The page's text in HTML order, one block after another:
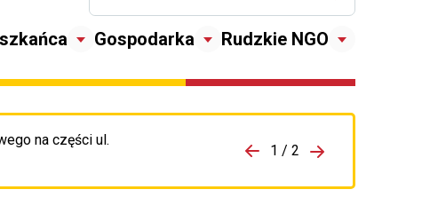
Gospodarka Rudzkie NGO
na części ul.
Przejdź do porzpedniego komunikatu 1 / 2
Przejdź do